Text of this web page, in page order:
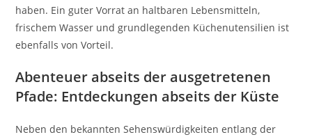
haben. Ein guter Vorrat an haltbaren Lebensmitteln,
frischem Wasser und grundlegenden Küchenutensilien ist
ebenfalls von Vorteil.
Abenteuer abseits der ausgetretenen
Pfade: Entdeckungen abseits der Küste
Neben den bekannten Sehenswürdigkeiten entlang der